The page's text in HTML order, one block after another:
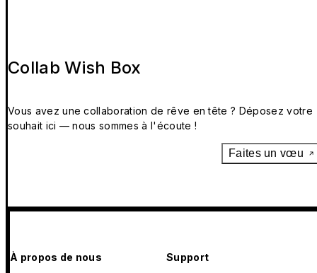
Collab Wish Box
Vous avez une collaboration de rêve en tête ? Déposez votre
souhait ici — nous sommes à l'écoute !
Faites un vœu
À propos de nous Support